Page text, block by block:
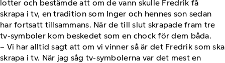
lotter och bestämde att om de vann skulle Fredrik få
skrapa i tv, en tradition som Inger och hennes son sedan
har fortsatt tillsammans. När de till slut skrapade fram tre
tv-symboler kom beskedet som en chock för dem båda.
– Vi har alltid sagt att om vi vinner så är det Fredrik som ska
skrapa i tv. När jag såg tv-symbolerna var det mest en